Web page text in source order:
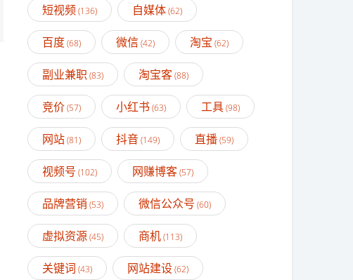
短视频(136) 自媒体(62)
百度(68) 微信(42) 淘宝 (62)
副业兼职 (83) 淘宝客(88)
竞价(57) 小红书 (63) 工具(98)
网站(81) 抖音(149) 直播(59)
视频号 (102) 网赚博客(57)
品牌营销 (53) 微信公众号 (60)
虚拟资源(45) 商机(113)
关键词 (43) 网站建设(62)